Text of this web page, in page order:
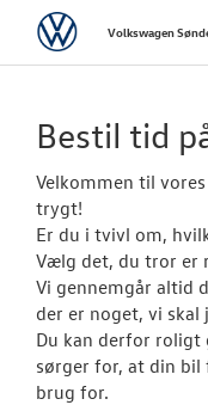
VolkswagenVolkswagen
Bestil tid
Velkommen til
trygt!
Er du i tvivl om,
Vælg det, du tror er
Vi gennemgår altid
der er noget, vi skal
Du kan derfor roligt
sørger for, at din bil
brug for.